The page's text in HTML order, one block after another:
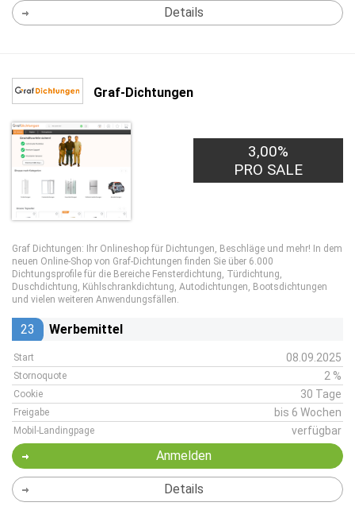
Details
Graf-Dichtungen
3,00%
PRO SALE
Graf Dichtungen: Ihr Onlineshop für Dichtungen, Beschläge und mehr! In dem
neuen Online-Shop von Graf-Dichtungen finden Sie über 6.000
Dichtungsprofile für die Bereiche Fensterdichtung, Türdichtung,
Duschdichtung, Kühlschrankdichtung, Autodichtungen, Bootsdichtungen
und vielen weiteren Anwendungsfällen.
23 Werbemittel
Start 08.09.2025
Stornoquote 2 %
Cookie 30 Tage
Freigabe bis 6 Wochen
Mobil-Landingpage verfügbar
Anmelden
Details